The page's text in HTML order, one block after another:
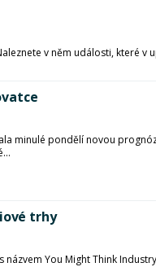
v něm události, které
minulé pondělí novou
trhy
You Might Think